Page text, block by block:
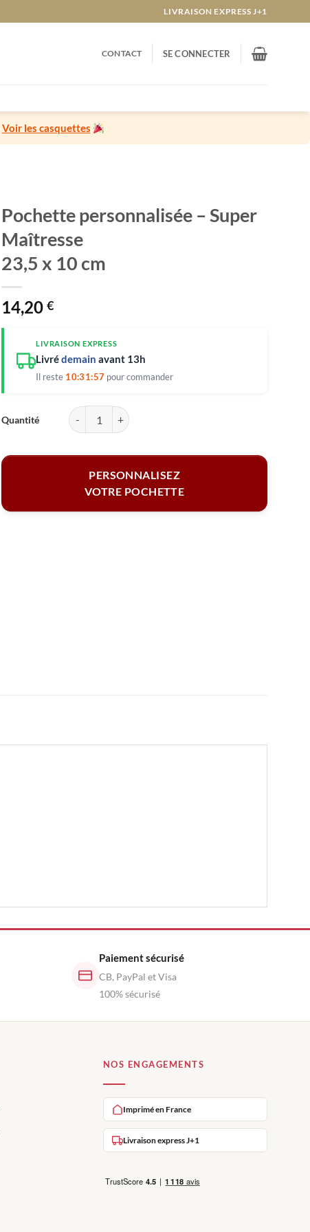
LIVRAISON EXPRESS J+1
CONTACT SE CONNECTER
Voir les casquettes
Pochette personnalisée – Super
Maîtresse
23,5 x 10 cm
14,20€
LIVRAISON EXPRESS
Livrédemain avant 13h
Il reste 10:31:56 pour commander
quantité de Pochette personnalisée - Super Maîtresse 23,5 x 10 cm
PERSONNALISEZ
VOTRE POCHETTE
Paiement sécurisé
CB, PayPal et Visa
100% sécurisé
NOS ENGAGEMENTS
Imprimé en France
Livraison express J+1